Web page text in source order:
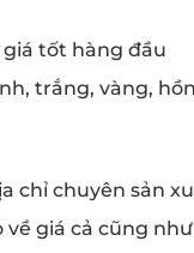
tốt hàng đầu
trắng, vàng,
chỉ chuyên sản
về giá cả cũng